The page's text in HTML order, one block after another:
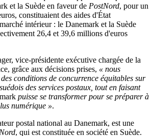
et la Suède en faveur de PostNord, pour un
constituaient des aides d'État
intérieur : le Danemark et la Suède
26,4 et 39,6 millions d'euros
vice-présidente exécutive chargée de la
grâce aux décisions prises, « nous
conditions de concurrence équitables sur
des services postaux, tout en faisant
puisse se transformer pour se préparer à
numérique ».
postal national au Danemark, est une
, qui est constituée en société en Suède.